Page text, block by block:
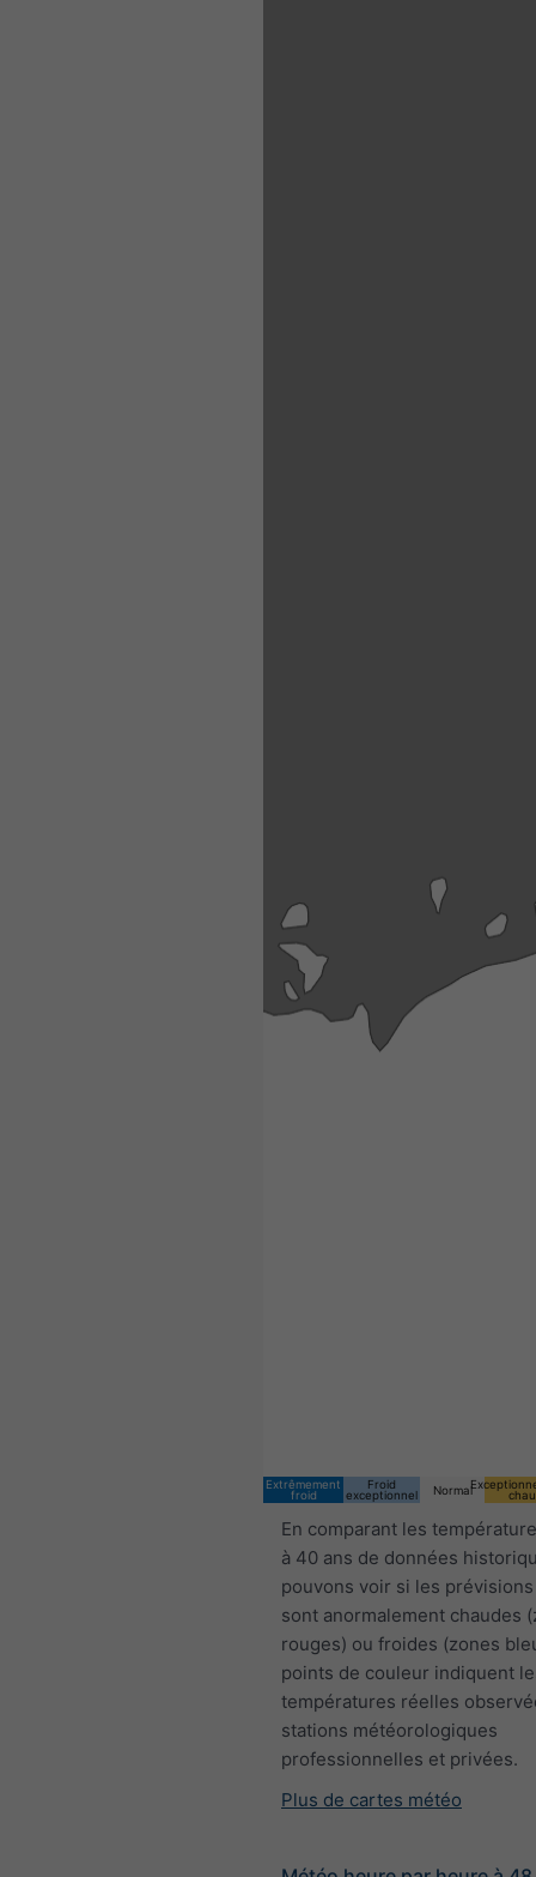
Extrêmement
froid
Froid
exceptionnel
Normal
En comparant les
à 40 ans de données
pouvons voir si les
sont anormalement chaudes
rouges) ou froides (zones
points de couleur indiquent
températures réelles
stations météorologiques
professionnelles et privées.
Plus de cartes météo